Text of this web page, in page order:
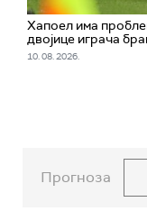
Хапоел има
двојице играча
10. 08. 2026.
Прогноза